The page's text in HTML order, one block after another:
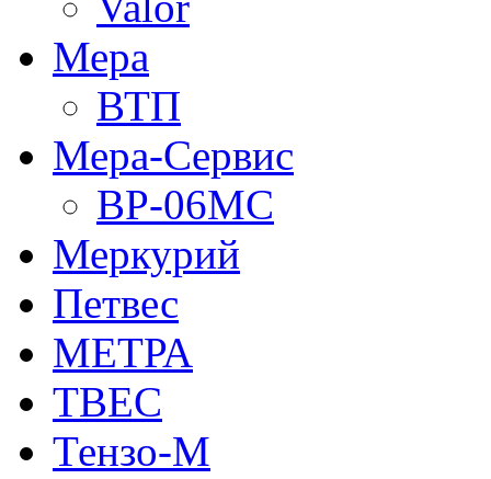
Мера
ВТП
Мера-Сервис
ВР-06МС
Меркурий
Петвес
МЕТРА
ТВЕС
Тензо-М